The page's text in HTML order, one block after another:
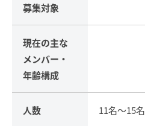
募集対象
現在の主な
メンバー・
年齢構成
人数 11名～15名